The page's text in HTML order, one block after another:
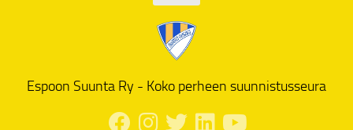
Espoon Suunta Ry - Koko perheen suunnistusseura